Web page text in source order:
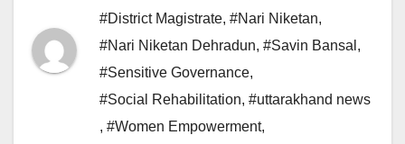
#District Magistrate, #Nari Niketan,
#Nari Niketan Dehradun, #Savin Bansal ,
#Sensitive Governance,
#Social Rehabilitation, #uttarakhand news
, #Women Empowerment,